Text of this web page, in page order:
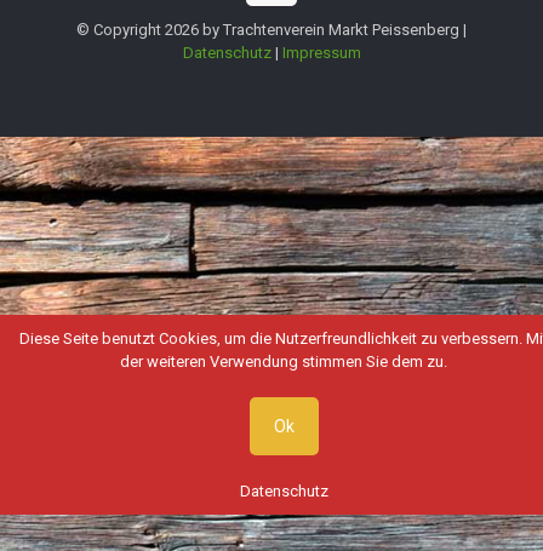
© Copyright 2026 by Trachtenverein Markt Peissenberg |
Datenschutz| Impressum
Diese Seite benutzt Cookies, um die Nutzerfreundlichkeit zu verbessern.
der weiteren Verwendung stimmen Sie dem zu.
Ok
Datenschutz